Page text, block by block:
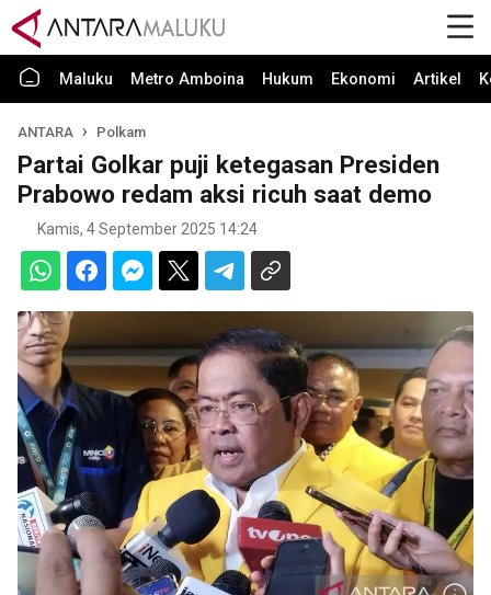
Maluku Metro Amboina Hukum Ekonomi Artikel
ANTARA Polkam
Partai Golkar puji ketegasan Presiden
Prabowo redam aksi ricuh saat demo
Kamis, 4 September 2025 14:24